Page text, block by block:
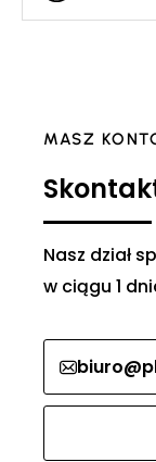
MASZ
Nasz dział
w ciągu 1